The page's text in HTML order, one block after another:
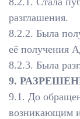
разглашения.
8.2.2. Была
её получения
8.2.3. Была
9.
9.1. До
возникающим